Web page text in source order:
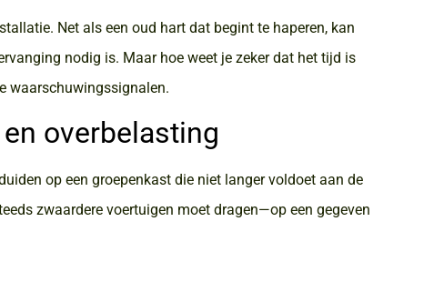
Net als een oud hart dat begint te haperen, kan
nodig is. Maar hoe weet je zeker dat het tijd is
waarschuwingssignalen.
overbelasting
op een groepenkast die niet langer voldoet aan de
zwaardere voertuigen moet dragen—op een gegeven